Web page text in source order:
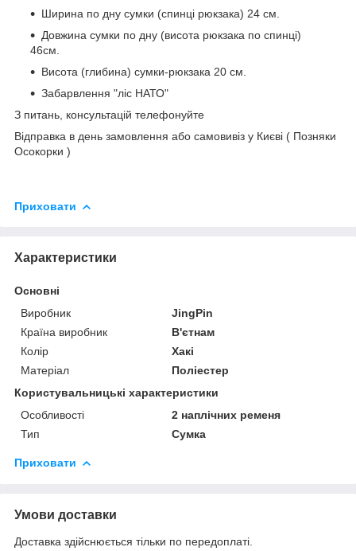
Ширина по дну сумки (спинці рюкзака) 24 см.
Довжина сумки по дну (висота рюкзака по спинці)
46см.
Висота (глибина) сумки-рюкзака 20 см.
Забарвлення "ліс НАТО"
З питань, консультацій телефонуйте
Відправка в день замовлення або самовивіз у Києві ( Позняки
Осокорки )
Приховати
Характеристики
Основні
Виробник
JingPin
Країна виробник
В'єтнам
Колір
Хакі
Матеріал
Поліестер
Користувальницькі характеристики
Особливості
2 наплічних ременя
Тип
Сумка
Приховати
Умови доставки
Доставка здійснюється тільки по передоплаті.